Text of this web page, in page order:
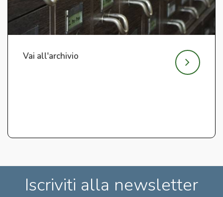
Vai all'archivio
Iscriviti alla newsletter